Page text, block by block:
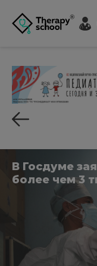
В Госдуме
более чем 3